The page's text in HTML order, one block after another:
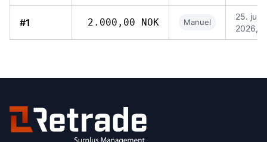
#1 2.000,00 NOK Manuel
25. jun.
2026,